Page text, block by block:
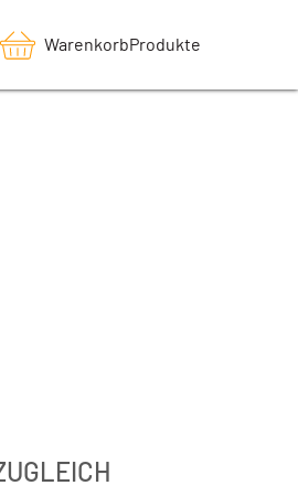
WarenkorbProdukte